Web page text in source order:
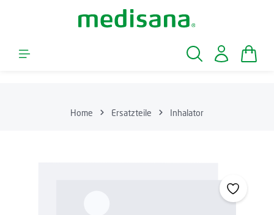
Zum Hauptinhalt springen
Home Ersatzteile Inhalator